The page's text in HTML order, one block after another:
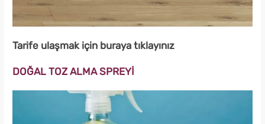
Tarife ulaşmak için buraya tıklayınız
DOĞAL TOZ ALMA SPREYİ